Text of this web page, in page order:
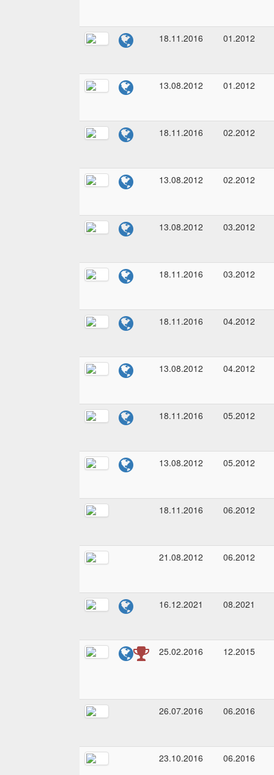
18.11.2016 01.2012
13.08.2012 01.2012
18.11.2016 02.2012
13.08.2012 02.2012
13.08.2012 03.2012
18.11.2016 03.2012
18.11.2016 04.2012
13.08.2012 04.2012
18.11.2016 05.2012
13.08.2012 05.2012
18.11.2016 06.2012
21.08.2012 06.2012
16.12.2021 08.2021
25.02.2016 12.2015
26.07.2016 06.2016
23.10.2016 06.2016